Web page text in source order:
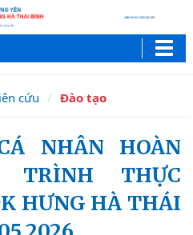
cứu Đào tạo
TRÌNH THỰC
HƯNG HÀ THÁI